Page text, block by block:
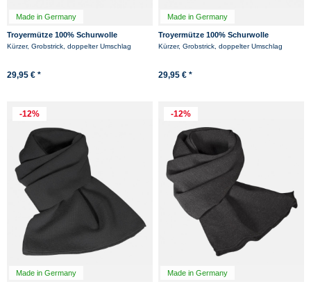
Made in Germany
Troyermütze 100% Schurwolle
Hanseheld - Strickmütze aus Wolle -
Kürzer, Grobstrick, doppelter Umschlag
29,95 € *
Made in Germany
Troyermütze 100% Schurwolle
Hanseheld - Strickmütze aus Wolle -
Kürzer, Grobstrick, doppelter Umschlag
29,95 € *
-12%
Made in Germany
-12%
Made in Germany